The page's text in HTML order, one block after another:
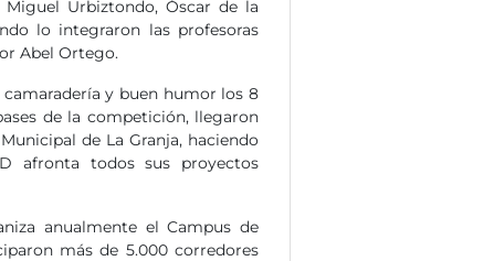
Urbiztondo, Óscar de la
lo integraron las profesoras
Abel Ortego.
y buen humor los 8
de la competición, llegaron
de La Granja, haciendo
afronta todos sus proyectos
anualmente el Campus de
más de 5.000 corredores